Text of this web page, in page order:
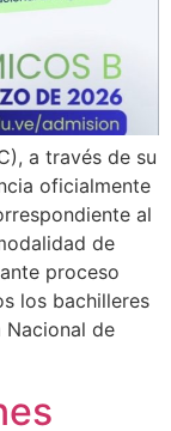
a través de su
oficialmente
al
de
proceso
los bachilleres
Nacional de